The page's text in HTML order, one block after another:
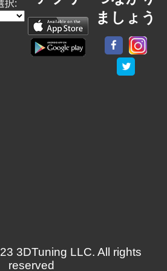
択:
ましょう
3DTuning LLC. All rights
reserved